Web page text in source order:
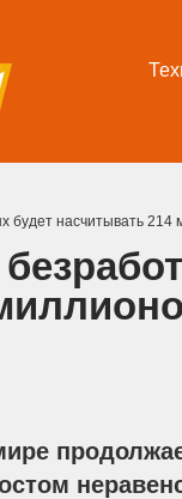
будет насчитывать 214